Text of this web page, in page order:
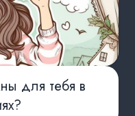
для тебя в